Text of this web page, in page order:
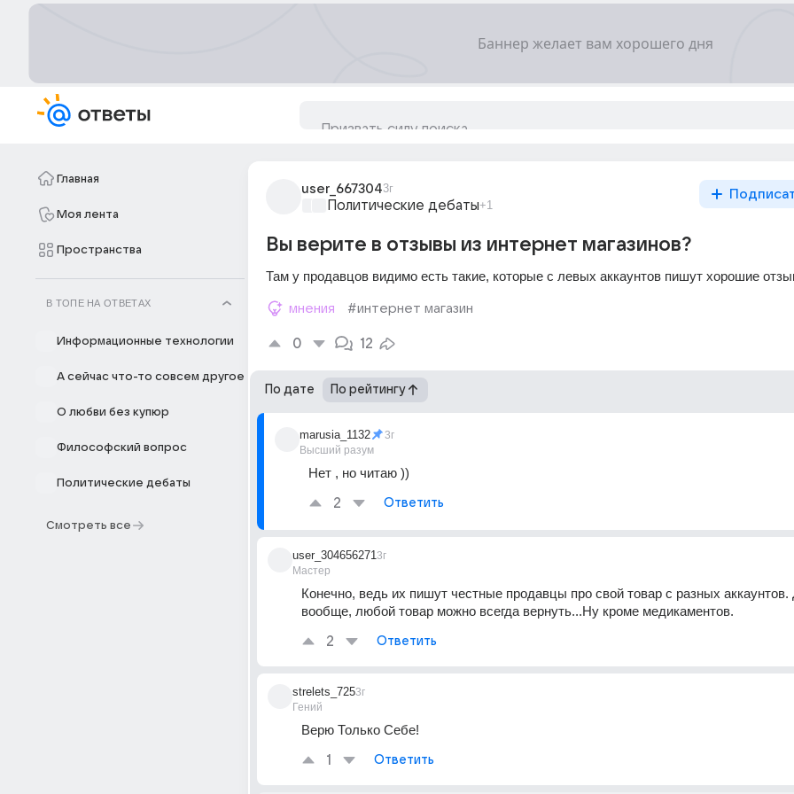
Главная
Моя лента
Пространства
В ТОПЕ НА ОТВЕТАХ
Информационные технологии
А сейчас что-то совсем другое
О любви без купюр
Философский вопрос
Политические дебаты
Смотреть все
user_6673043г
Политические дебаты+1
Вы верите в отзывы из интернет магазинов?
Там у продавцов видимо есть такие, которые с левых аккаунтов пишут хорошие
мнения #интернет магазин
0 12
По дате По рейтингу
marusia_1132
Высший разум
3г
Нет , но читаю ))
2 Ответить
user_304656271
Мастер
3г
Конечно, ведь их пишут честные продавцы про свой товар с разных аккаунтов.
вообще, любой товар можно всегда вернуть...Ну кроме медикаментов.
2 Ответить
strelets_725
Гений
3г
Верю Только Себе!
1 Ответить